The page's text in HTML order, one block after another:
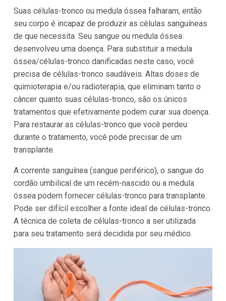
Suas células-tronco ou medula óssea falharam, então
seu corpo é incapaz de produzir as células sanguíneas
de que necessita. Seu sangue ou medula óssea
desenvolveu uma doença. Para substituir a medula
óssea/células-tronco danificadas neste caso, você
precisa de células-tronco saudáveis. Altas doses de
quimioterapia e/ou radioterapia, que eliminam tanto o
câncer quanto suas células-tronco, são os únicos
tratamentos que efetivamente podem curar sua doença.
Para restaurar as células-tronco que você perdeu
durante o tratamento, você pode precisar de um
transplante.
A corrente sanguínea (sangue periférico), o sangue do
cordão umbilical de um recém-nascido ou a medula
óssea podem fornecer células-tronco para transplante.
Pode ser difícil escolher a fonte ideal de células-tronco.
A técnica de coleta de células-tronco a ser utilizada
para seu tratamento será decidida por seu médico.